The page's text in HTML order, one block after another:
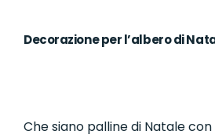
Decorazione per l’albero di
Che siano palline di Natale